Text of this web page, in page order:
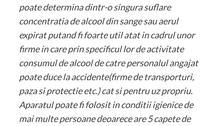
poate determina dintr-o singura suflare
concentratia de alcool din sange sau aerul
expirat putand fi foarte util atat in cadrul unor
firme in care prin specificul lor de activitate
consumul de alcool de catre personalul angajat
poate duce la accidente(firme de transporturi,
paza si protectie etc.) cat si pentru uz propriu.
Aparatul poate fi folosit in conditii igienice de
mai multe persoane deoarece are 5 capete de